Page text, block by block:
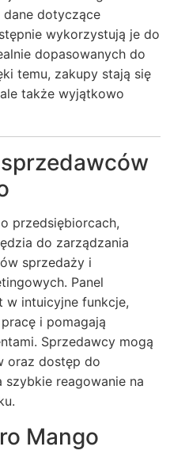
dane dotyczące
wykorzystują je do
dopasowanych do
temu, zakupy stają się
także wyjątkowo
przedsiębiorcach,
do zarządzania
sprzedaży i
Panel
w intuicyjne funkcje,
i pomagają
Sprzedawcy mogą
oraz dostęp do
reagowanie na
Mango